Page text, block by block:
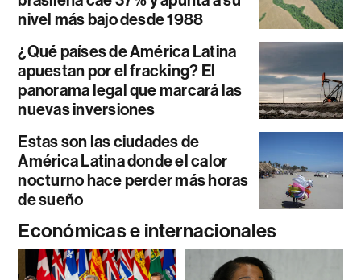
nivel más bajo desde 1988
¿Qué países de América Latina
apuestan por el fracking? El
panorama legal que marcará las
nuevas inversiones
Estas son las ciudades de
América Latina donde el calor
nocturno hace perder más horas
de sueño
Económicas e internacionales